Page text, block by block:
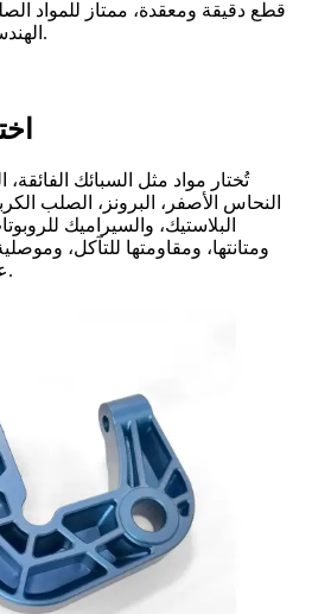
قطع دقيقة ومعقدة، ممتاز للمواد
الهندسية المعقدة.
تُختار مواد مثل السبائك الفائقة،
النحاس الأصفر، البرونز، الصلب
البلاستيك، والسيراميك
ومتانتها، ومقاومتها للتآكل،
عالية في تطبيقات الروبوتات.